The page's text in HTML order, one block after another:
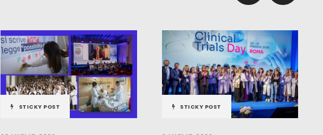
STICKY POST STICKY POST